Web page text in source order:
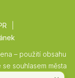
– použití obsahu
souhlasem města